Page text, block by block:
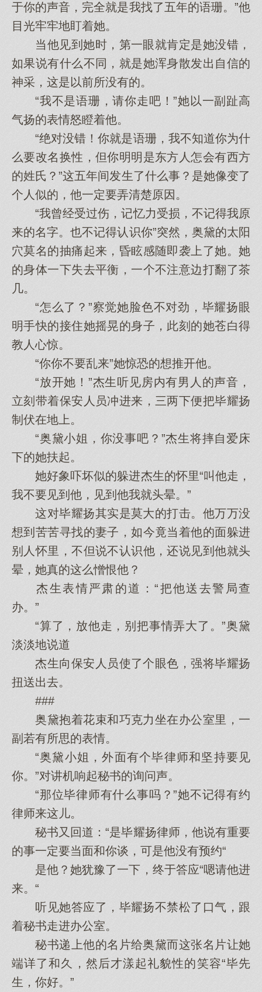
于你的声音，完全就是我找了五年的语珊。”他
目光牢牢地盯着她。
当他见到她时，第一眼就肯定是她没错，
如果说有什么不同，就是她浑身散发出自信的
神采，这是以前所没有的。
“我不是语珊，请你走吧！”她以一副趾高
气扬的表情怒瞪着他。
“绝对没错！你就是语珊，我不知道你为什
么要改名换性，但你明明是东方人怎会有西方
的姓氏？”这五年间发生了什么事？是她像变了
个人似的，他一定要弄清楚原因。
“我曾经受过伤，记忆力受损，不记得我原
来的名字。也不记得认识你”突然，奥黛的太阳
穴莫名的抽痛起来，昏眩感随即袭上了她。她
的身体一下失去平衡，一个不注意边打翻了茶
几。
“怎么了？”察觉她脸色不对劲，毕耀扬眼
明手快的接住她摇晃的身子，此刻的她苍白得
教人心惊。
“你你不要乱来”她惊恐的想推开他。
“放开她！”杰生听见房内有男人的声音，
立刻带着保安人员冲进来，三两下便把毕耀扬
制伏在地上。
“奥黛小姐，你没事吧？”杰生将摔自爱床
下的她扶起。
她好象吓坏似的躲进杰生的怀里“叫他走，
我不要见到他，见到他我就头晕。”
这对毕耀扬其实是莫大的打击。他万万没
想到苦苦寻找的妻子，如今竟当着他的面躲进
别人怀里，不但说不认识他，还说见到他就头
晕，她真的这么憎恨他？
杰生表情严肃的道：“把他送去警局查
办。”
“算了，放他走，别把事情弄大了。”奥黛
淡淡地说道
杰生向保安人员使了个眼色，强将毕耀扬
扭送出去。
###
奥黛抱着花束和巧克力坐在办公室里，一
副若有所思的表情。
“奥黛小姐，外面有个毕律师和坚持要见
你。”对讲机响起秘书的询问声。
“那位毕律师有什么事吗？”她不记得有约
律师来这儿。
秘书又回道：“是毕耀扬律师，他说有重要
的事一定要当面和你谈，可是他没有预约“
是他？她犹豫了一下，终于答应“嗯请他进
来。“
听见她答应了，毕耀扬不禁松了口气，跟
着秘书走进办公室。
秘书递上他的名片给奥黛而这张名片让她
端详了和久，然后才漾起礼貌性的笑容“毕先
生，你好。”